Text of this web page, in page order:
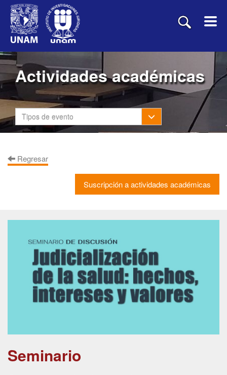
Actividades académicas
Tipos de evento Toggle Dropdown
Regresar
Suscripción a actividades académicas
Seminario